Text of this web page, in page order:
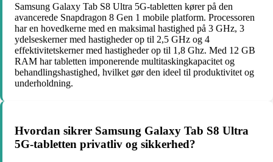
Samsung Galaxy Tab S8 Ultra 5G-tabletten kører på den
avancerede Snapdragon 8 Gen 1 mobile platform. Processoren
har en hovedkerne med en maksimal hastighed på 3 GHz, 3
ydelseskerner med hastigheder op til 2,5 GHz og 4
effektivitetskerner med hastigheder op til 1,8 Ghz. Med 12 GB
RAM har tabletten imponerende multitaskingkapacitet og
behandlingshastighed, hvilket gør den ideel til produktivitet og
underholdning.
Hvordan sikrer Samsung Galaxy Tab S8 Ultra
5G-tabletten privatliv og sikkerhed?